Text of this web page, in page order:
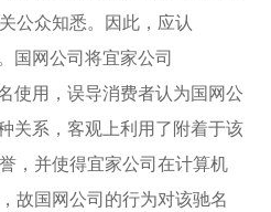
公众知悉。因此，应认
国网公司将宜家公司
使用，误导消费者认为国网公
关系，客观上利用了附着于该
，并使得宜家公司在计算机
故国网公司的行为对该驰名